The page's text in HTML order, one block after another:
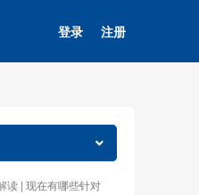
注册
登录
读 | 现在有哪些针对